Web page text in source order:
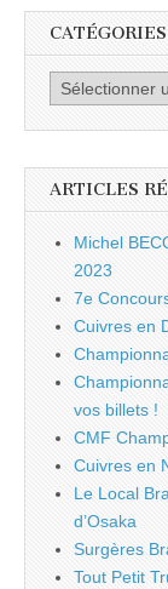
CATÉGORIES
Catégories
ARTICLES
Michel
2023
7e
Cuivres en
vos billets !
CMF
Cuivres en
Le Local
d’Osaka
Surgères
Tout Petit